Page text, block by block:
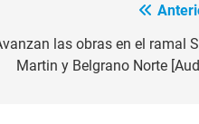
las obras en el ramal
Martin y Belgrano Norte